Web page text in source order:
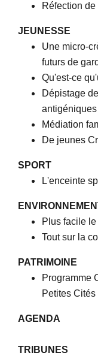
Réfection
JEUNESSE
Une micro-
futurs de
Qu'est-ce
Dépistage
antigéniques
Médiation
De jeunes
SPORT
L'enceinte
Plus facile
Tout sur la
PATRIMOINE
Programme
Petites Cités
AGENDA
TRIBUNES